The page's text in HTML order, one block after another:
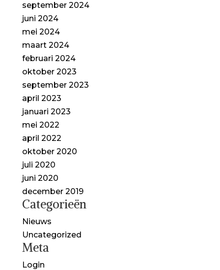
september 2024
juni 2024
mei 2024
maart 2024
februari 2024
oktober 2023
september 2023
april 2023
januari 2023
mei 2022
april 2022
oktober 2020
juli 2020
juni 2020
december 2019
Categorieën
Nieuws
Uncategorized
Meta
Login